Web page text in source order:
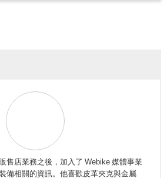
售店業務之後，加入了 Webike 媒體事業
備相關的資訊。他喜歡皮革夾克與金屬